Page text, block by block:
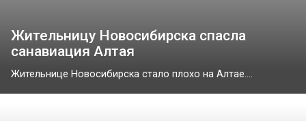
Жительницу Новосибирска спасла
санавиация Алтая
Жительнице Новосибирска стало плохо на Алтае....